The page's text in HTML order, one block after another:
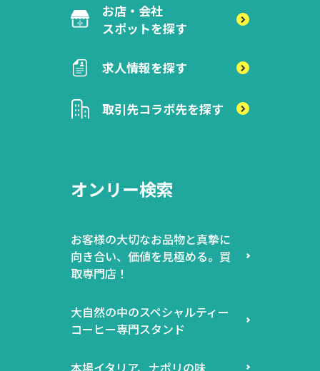
お店・会社
スポットを探す
求人情報を探す
取引先コラボ先を探す
オンリー検索
お客様の大切なお品物と真摯に
向き合い、価値を見極める。買
取専門店！
大自然の中のスペシャルティー
コーヒー専門スタンド
本場イタリア、ナポリの味